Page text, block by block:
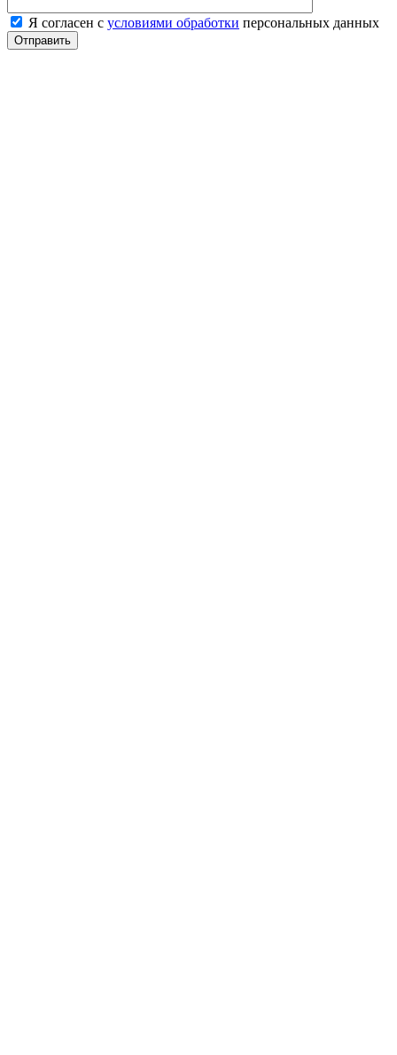
Я согласен с условиями обработки персональных данных